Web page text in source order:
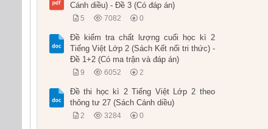
Cánh diều) - Đề 3 (Có đáp án)
5 7082 0
Đề kiểm tra chất lượng cuối học kì 2
Tiếng Việt Lớp 2 (Sách Kết nối tri thức) -
Đề 1+2 (Có ma trận và đáp án)
9 6052 2
Đề thi học kì 2 Tiếng Việt Lớp 2 theo
thông tư 27 (Sách Cánh diều)
2 3284 0